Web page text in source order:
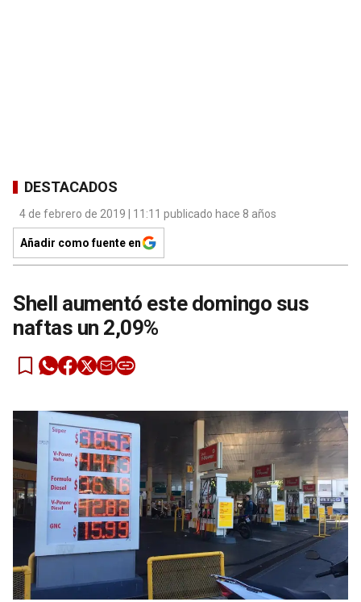
DESTACADOS
4 de febrero de 2019 | 11:11 publicado hace 8 años
Añadir como fuente en
Shell aumentó este domingo sus
naftas un 2,09%